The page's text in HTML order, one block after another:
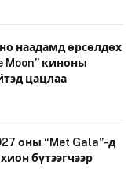
наадамд өрсөлдөх
Moon” киноны
цацлаа
оны “Met Gala”-д
бүтээгчээр